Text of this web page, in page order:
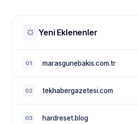
Yeni Eklenenler
01 marasgunebakis.com.tr
02 tekhabergazetesi.com
03 hardreset.blog
NewsTanıtım AI Asistan